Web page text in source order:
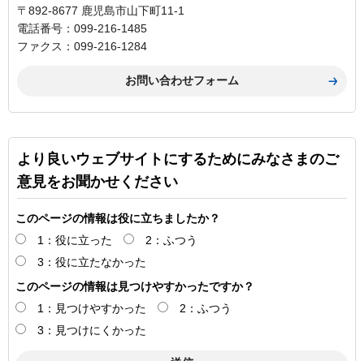
〒892-8677 鹿児島市山下町11-1
電話番号：099-216-1485
ファクス：099-216-1284
より良いウェブサイトにするためにみなさまのご
意見をお聞かせください
このページの情報は役に立ちましたか？
1：役に立った
2：ふつう
3：役に立たなかった
このページの情報は見つけやすかったですか？
1：見つけやすかった
2：ふつう
3：見つけにくかった